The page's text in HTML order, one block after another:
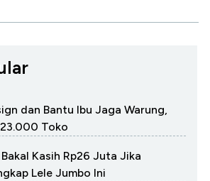
dan Bantu Ibu Jaga Warung,
Toko
Kasih Rp26 Juta Jika
Lele Jumbo Ini